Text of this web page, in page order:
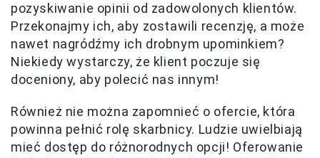
pozyskiwanie opinii od zadowolonych klientów.
Przekonajmy ich, aby zostawili recenzję, a może
nawet nagródźmy ich drobnym upominkiem?
Niekiedy wystarczy, że klient poczuje się
doceniony, aby polecić nas innym!
Również nie można zapomnieć o ofercie, która
powinna pełnić rolę skarbnicy. Ludzie uwielbiają
mieć dostęp do różnorodnych opcji! Oferowanie